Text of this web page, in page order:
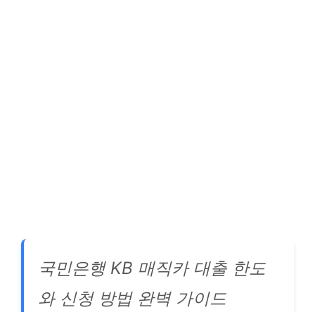
국민은행 KB 매직카 대출 한도
와 신청 방법 완벽 가이드